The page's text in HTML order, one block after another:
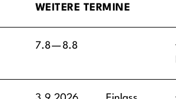
WEITERE TERMINE
7.8—8.8